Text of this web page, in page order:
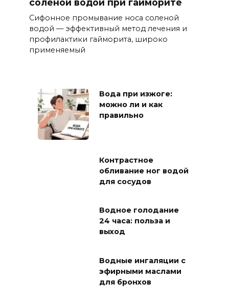
соленой водой при гайморите
Сифонное промывание носа соленой
водой — эффективный метод лечения и
профилактики гайморита, широко
применяемый
Вода при изжоге:
можно ли и как
правильно
Контрастное
обливание ног водой
для сосудов
Водное голодание
24 часа: польза и
выход
Водные ингаляции с
эфирными маслами
для бронхов